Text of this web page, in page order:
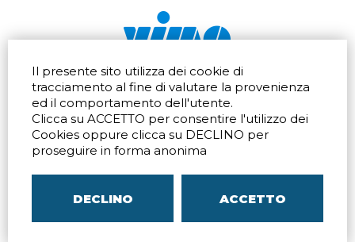
Il presente sito utilizza dei cookie di
tracciamento al fine di valutare la provenienza
ed il comportamento dell'utente.
Clicca su ACCETTO per consentire l'utilizzo dei
Cookies oppure clicca su DECLINO per
proseguire in forma anonima
DECLINO ACCETTO
Via dell'artigianato 32Q
20865 Usmate Velate (MB)
Indicazioni Stradali
Tel. +39 039 672520
Fax +39 039 672568
Email
Via Pontina 583
Roma (RM) 00128
Tel.+39 06 80079273
Indicazioni Stradali
Via San Crispino 64
Padova (PD) 35129
P.IVA00804240968 05096770150– C.C.I.A.A. di